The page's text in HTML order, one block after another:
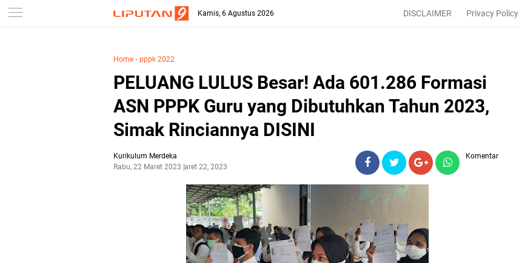
-->
Kamis, 6 Agustus 2026 DISCLAIMER Privacy Policy
Home › pppk 2022
PELUANG LULUS Besar! Ada 601.286 Formasi
ASN PPPK Guru yang Dibutuhkan Tahun 2023,
Simak Rinciannya DISINI
Kurikulum Merdeka
Rabu, 22 Maret 2023Maret 22, 2023
Komentar